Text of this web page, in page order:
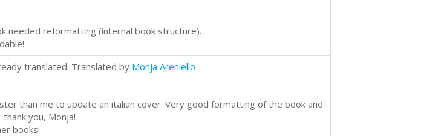
needed reformatting (internal book structure).
translated. Translated by Monja Areniello
than me to update an italian cover. Very good formatting of the book and
you, Monja!
books!